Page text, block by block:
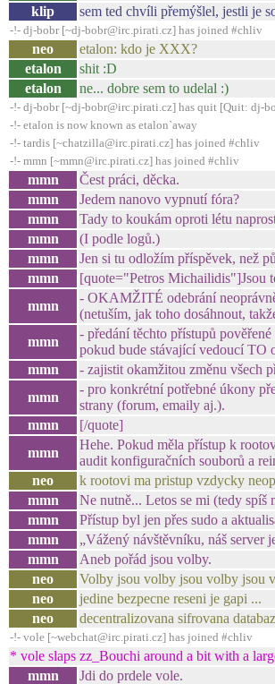
klip
sem ted chvíli přemýšlel, jestli je
-!- dj-bobr [~dj-bobr@irc.pirati.cz] has joined #chliv
neo
etalon: kdo je XXX?
etalon
shit :D
etalon
ne... dobre sem to udelal :)
-!- dj-bobr [~dj-bobr@irc.pirati.cz] has quit [Quit: dj-
-!- etalon is now known as etalon`away
-!- tardis [~chatzilla@irc.pirati.cz] has joined #chliv
-!- mmn [~mmn@irc.pirati.cz] has joined #chliv
mmn
Čest práci, děcka.
mmn
Jedem nanovo vypnutí fóra?
mmn
Tady to koukám oproti létu
mmn
(I podle logů.)
mmn
Jen si tu odložím příspěvek, než
mmn
[quote="Petros Michailidis"]Jsou
mmn
- OKAMŽITÉ odebrání
(netuším, jak toho dosáhnout,
mmn
- předání těchto přístupů
pokud bude stávající vedoucí TO
mmn
- zajistit okamžitou změnu všech
mmn
- pro konkrétní potřebné úkony
strany (forum, emaily aj.).
mmn
[/quote]
mmn
Hehe. Pokud měla přístup k
audit konfiguračních souborů a
neo
k rootovi ma pristup vzdycky
mmn
Ne nutně... Letos se mi (tedy spíš
mmn
Přístup byl jen přes sudo a
mmn
„Vážený návštěvníku, náš server
mmn
Aneb pořád jsou volby.
neo
Volby jsou volby jsou volby jsou
neo
jedine bezpecne reseni je gapi ...
neo
decentralizovana sifrovana
-!- vole [~webchat@irc.pirati.cz] has joined #chliv
* vole slaps zz_Bouchi around a bit with a
mmn
Jdi do prdele vole.